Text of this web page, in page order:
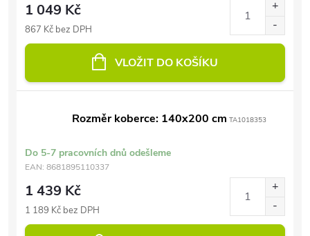
1 049 Kč
867 Kč bez DPH
VLOŽIT DO KOŠÍKU
Rozměr koberce: 140x200 cm TA1018353
Do 5-7 pracovních dnů odešleme
EAN: 8681895110337
1 439 Kč
1 189 Kč bez DPH